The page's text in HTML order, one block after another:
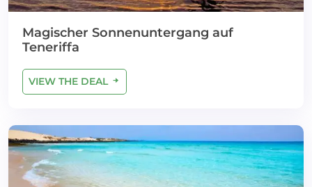
Magischer Sonnenuntergang auf
Teneriffa
VIEW THE DEAL